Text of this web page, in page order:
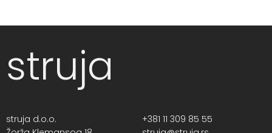
struja
struja d.o.o.
+381 11 309 85 55